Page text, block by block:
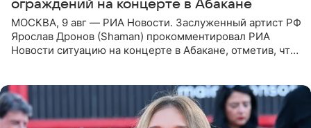
ограждений на концерте в Абакане
МОСКВА, 9 авг — РИА Новости. Заслуженный артист РФ
Ярослав Дронов (Shaman) прокомментировал РИА
Новости ситуацию на концерте в Абакане, отметив, что